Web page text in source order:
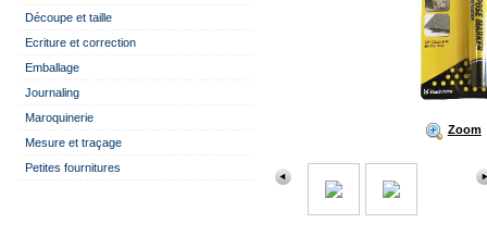
Découpe et taille
Ecriture et correction
Emballage
Journaling
Maroquinerie
Mesure et traçage
Petites fournitures
Zoom